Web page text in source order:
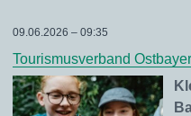
09.06.2026 – 09:35
Tourismusverband